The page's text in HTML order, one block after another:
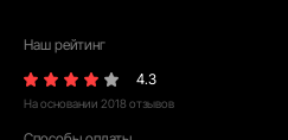
Наш рейтинг
4.3
На основании 2018 отзывов